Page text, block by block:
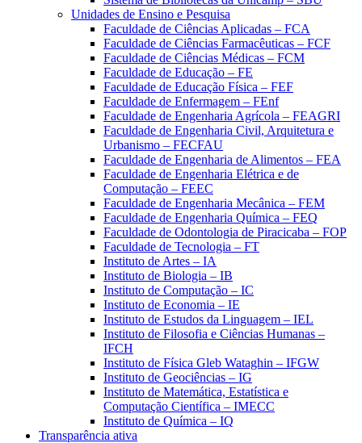
Unidades de Ensino e Pesquisa
Faculdade de Ciências Aplicadas – FCA
Faculdade de Ciências Farmacêuticas – FCF
Faculdade de Ciências Médicas – FCM
Faculdade de Educação – FE
Faculdade de Educação Física – FEF
Faculdade de Enfermagem – FEnf
Faculdade de Engenharia Agrícola – FEAGRI
Faculdade de Engenharia Civil, Arquitetura e
Urbanismo – FECFAU
Faculdade de Engenharia de Alimentos – FEA
Faculdade de Engenharia Elétrica e de
Computação – FEEC
Faculdade de Engenharia Mecânica – FEM
Faculdade de Engenharia Química – FEQ
Faculdade de Odontologia de Piracicaba – FOP
Faculdade de Tecnologia – FT
Instituto de Artes – IA
Instituto de Biologia – IB
Instituto de Computação – IC
Instituto de Economia – IE
Instituto de Estudos da Linguagem – IEL
Instituto de Filosofia e Ciências Humanas –
IFCH
Instituto de Física Gleb Wataghin – IFGW
Instituto de Geociências – IG
Instituto de Matemática, Estatística e
Computação Científica – IMECC
Instituto de Química – IQ
Transparência ativa